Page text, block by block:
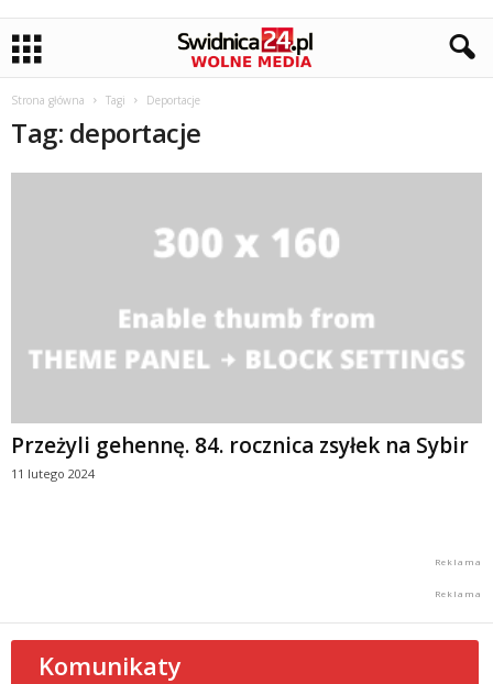
Strona główna Tagi Deportacje
Tag: deportacje
Przeżyli gehennę. 84. rocznica zsyłek na Sybir
11 lutego 2024
Komunikaty